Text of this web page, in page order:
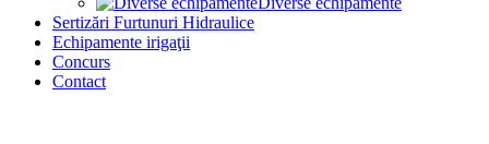
Sertizări Furtunuri Hidraulice
Echipamente irigaţii
Concurs
Contact